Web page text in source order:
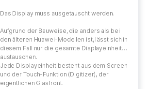
Das Display muss ausgetauscht werden.
Aufgrund der Bauweise, die anders als bei
den älteren Huawei-Modellen ist, lässt sich in
diesem Fall nur die gesamte Displayeinheit
austauschen.
Jede Displayeinheit besteht aus dem Screen
und der Touch-Funktion (Digitizer), der
eigentlichen Glasfront.